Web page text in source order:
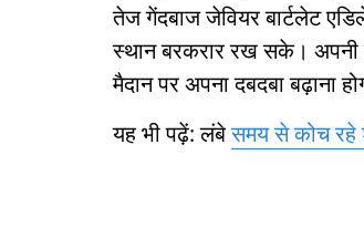
तेज गेंदबाज जेवियर बार्टलेट
स्थान बरकरार रख सके। अपनी
मैदान पर अपना दबदबा बढ़ाना
यह भी पढ़ें: लंबेसमय से कोच रहे